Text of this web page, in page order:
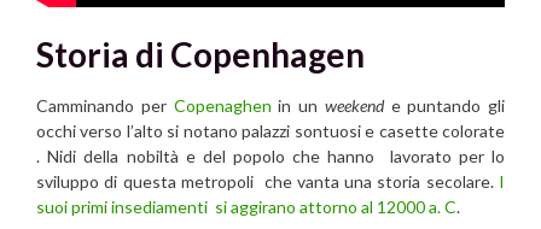
Storia di Copenhagen
Camminando per Copenaghen in un weekend e puntando gli
occhi verso l’alto si notano palazzi sontuosi e casette colorate
. Nidi della nobiltà e del popolo che hanno lavorato per lo
sviluppo di questa metropoli che vanta una storia secolare. I
suoi primi insediamenti si aggirano attorno al 12000 a. C.